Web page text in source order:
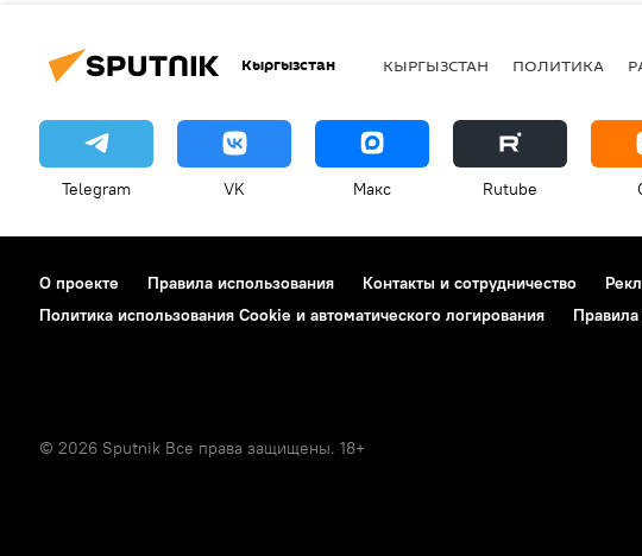
Кыргызстан КЫРГЫЗСТАН ПОЛИТИКА
Telegram VK Макс Rutube
О проекте Правила использования Контакты и сотрудничество
Политика использования Cookie и автоматического логирования
© 2026 Sputnik Все права защищены. 18+